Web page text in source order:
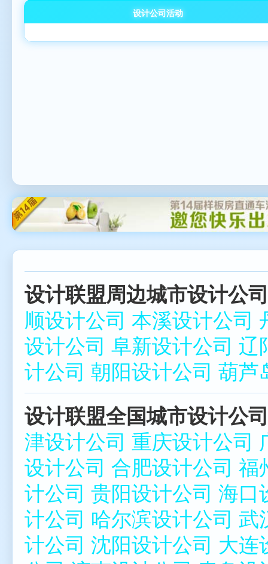
设计公司活动
设计联盟周边城市设计公
顺设计公司 本溪设计公司
设计公司 阜新设计公司 辽
计公司 朝阳设计公司 葫芦
设计联盟全国城市设计公
津设计公司 重庆设计公司
设计公司 合肥设计公司 福
计公司 贵阳设计公司 海口
计公司 哈尔滨设计公司 武
计公司 沈阳设计公司 大连